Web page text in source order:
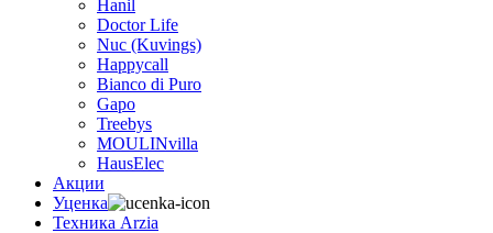
Hanil
Doctor Life
Nuc (Kuvings)
Happycall
Bianco di Puro
Gapo
Treebys
MOULINvilla
HausElec
Акции
Уценка
Техника Arzia